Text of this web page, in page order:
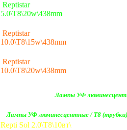
Reptistar
5.0\T8\20w\438mm
Reptistar
10.0\T8\15w\438mm
Reptistar
10.0\T8\20w\438mm
Лампы УФ
Лампы УФ люминесцентные / Т8
Repti Sol 2.0\Т8\10вт\